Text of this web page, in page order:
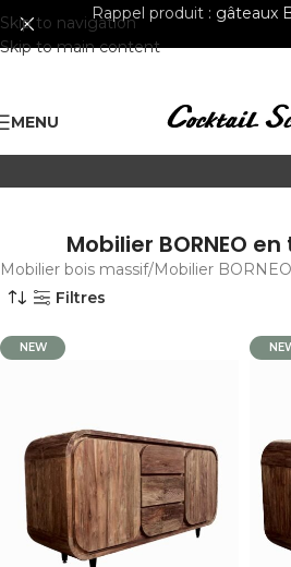
Skip to navigation
Skip to main content
Rappel produit : gâteaux
MENU
Mobilier BORNEO
Mobilier bois massif Mobilier
Filtres
NEW